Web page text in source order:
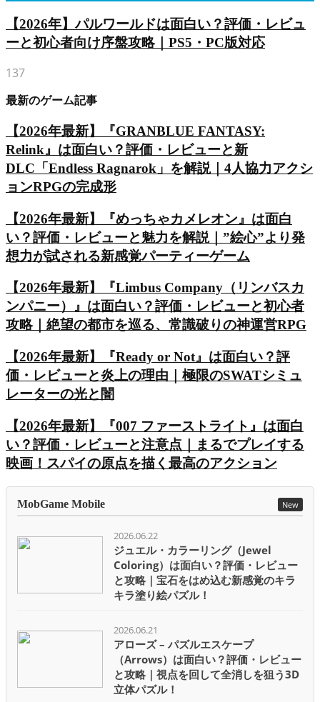
【2026年】パルワールドは面白い？評価・レビュ
ーと初心者向け序盤攻略｜PS5・PC版対応
137
最新のゲーム記事
【2026年最新】『GRANBLUE FANTASY:
Relink』は面白い？評価・レビューと新
DLC「Endless Ragnarok」を解説｜4人協力アクシ
ョンRPGの完成形
【2026年最新】『めっちゃカメレオン』は面白
い？評価・レビューと魅力を解説｜”絵心”より発
想力が試される新感覚パーティーゲーム
【2026年最新】『Limbus Company（リンバスカ
ンパニー）』は面白い？評価・レビューと初心者
攻略｜絶望の都市を巡る、常識破りの神運営RPG
【2026年最新】『Ready or Not』は面白い？評
価・レビューと炎上の理由｜極限のSWATシミュ
レーターの光と闇
【2026年最新】『007 ファーストライト』は面白
い？評価・レビューと注意点｜まるでプレイする
映画！スパイの原点を描く最高のアクション
MobGame Mobile New
2026.06.22
ジュエル・カラーリング（Jewel
Coloring）は面白い？評価・レビュー
と攻略｜宝石をはめ込む新感覚のキラ
キラ塗り絵パズル！
2026.06.21
アローズ – パズルエスケープ
（Arrows）は面白い？評価・レビュー
と攻略｜視点を回して全消しを狙う3D
立体パズル！